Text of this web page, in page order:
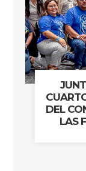
DEL
LAS